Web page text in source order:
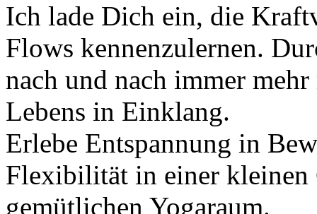
Ich lade Dich ein, die
Flows kennenzulernen.
nach und nach immer
Lebens in Einklang.
Erlebe Entspannung in
Flexibilität in einer kleinen
gemütlichen Yogaraum.